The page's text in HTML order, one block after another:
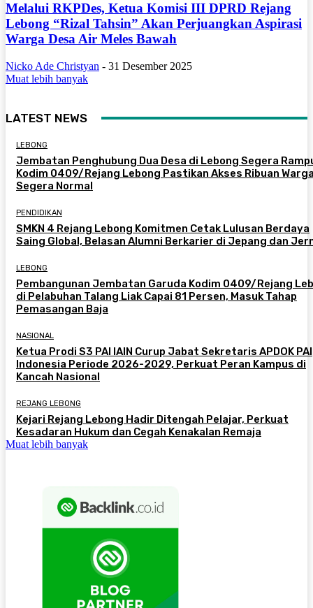
Melalui RKPDes, Ketua Komisi III DPRD Rejang
Lebong “Rizal Tahsin” Akan Perjuangkan Aspirasi
Warga Desa Air Meles Bawah
Nicko Ade Christyan - 31 Desember 2025
Muat lebih banyak
LATEST NEWS
LEBONG
Jembatan Penghubung Dua Desa di Lebong Segera
Kodim 0409/Rejang Lebong Pastikan Akses Ribuan
Segera Normal
PENDIDIKAN
SMKN 4 Rejang Lebong Komitmen Cetak Lulusan Berdaya
Saing Global, Belasan Alumni Berkarier di Jepang dan
LEBONG
Pembangunan Jembatan Garuda Kodim 0409/Rejang
di Pelabuhan Talang Liak Capai 81 Persen, Masuk Tahap
Pemasangan Baja
NASIONAL
Ketua Prodi S3 PAI IAIN Curup Jabat Sekretaris APDOK PAI
Indonesia Periode 2026-2029, Perkuat Peran Kampus di
Kancah Nasional
REJANG LEBONG
Kejari Rejang Lebong Hadir Ditengah Pelajar, Perkuat
Kesadaran Hukum dan Cegah Kenakalan Remaja
Muat lebih banyak